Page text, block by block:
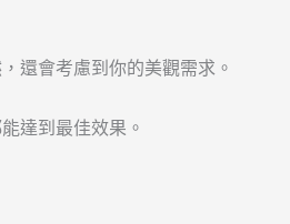
還會考慮到你的美觀需求。
達到最佳效果。